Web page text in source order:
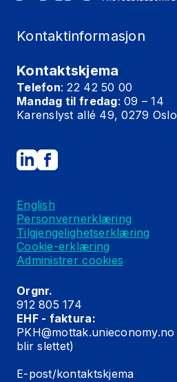
Kontaktinformasjon
Kontaktskjema
Telefon: 22 42 50 00
Mandag til fredag: 09 – 14
Karenslyst allé 49, 0279 Oslo
English
Personvernerklæring
Tilgjengelighetserklæring
Cookie-erklæring
Administrer cookies
Orgnr.
912 805 174
EHF - faktura:
PKH@mottak.unieconomy.no
blir slettet)
E-post/kontaktskjema